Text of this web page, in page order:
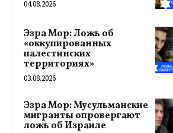
04.08.2026
Эзра Мор: Ложь об
«оккупированных
палестинских
территориях»
03.08.2026
Эзра Мор: Мусульманские
мигранты опровергают
ложь об Израиле